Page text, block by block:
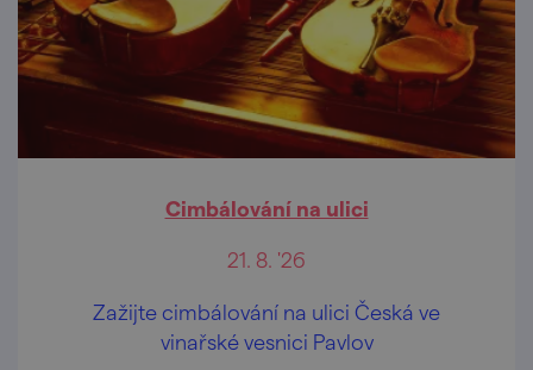
Cimbálování na ulici
21. 8. '26
Zažijte cimbálování na ulici Česká ve
vinařské vesnici Pavlov